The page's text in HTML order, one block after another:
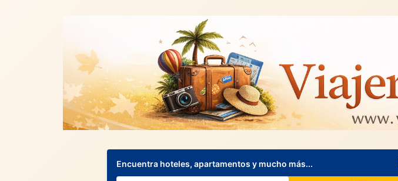
Encuentra hoteles, apartamentos y mucho más...